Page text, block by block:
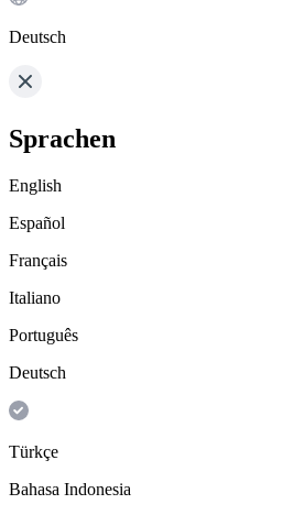
Deutsch
Sprachen
English
Español
Français
Italiano
Português
Deutsch
Türkçe
Bahasa Indonesia